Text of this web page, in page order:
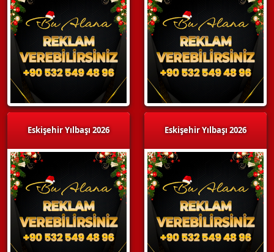
Eskişehir Yılbaşı 2026 Eskişehir Yılbaşı 2026